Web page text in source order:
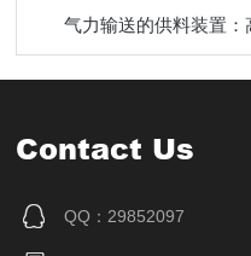
气力输送的供料装置
Contact Us
QQ：29852097